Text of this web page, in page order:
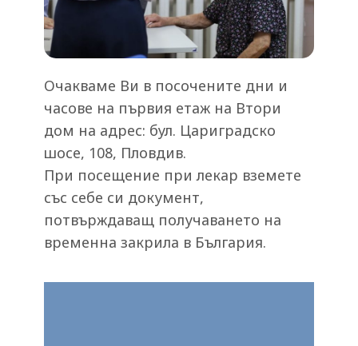
Очакваме Ви в посочените дни и
часове на първия етаж на Втори
дом на адрес: бул. Цариградско
шосе, 108, Пловдив.
При посещение при лекар вземете
със себе си документ,
потвърждаващ получаването на
временна закрила в България.